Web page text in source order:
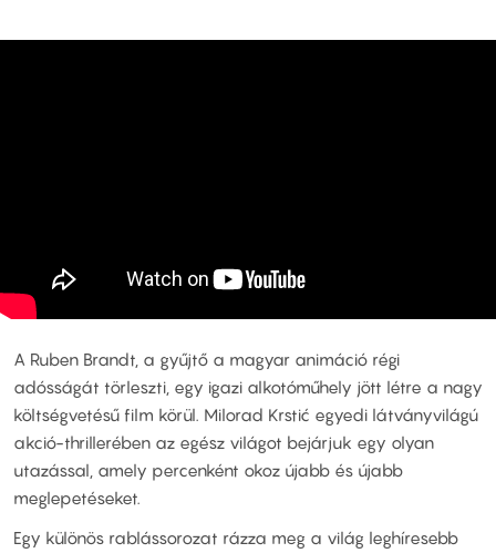
A Ruben Brandt, a gyűjtő a magyar animáció régi
adósságát törleszti, egy igazi alkotóműhely jött létre a nagy
költségvetésű film körül. Milorad Krstić egyedi látványvilágú
akció-thrillerében az egész világot bejárjuk egy olyan
utazással, amely percenként okoz újabb és újabb
meglepetéseket.
Egy különös rablássorozat rázza meg a világ leghíresebb